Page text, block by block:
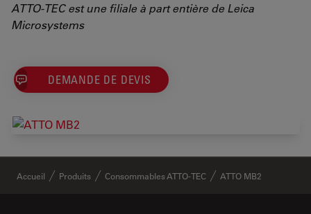
ATTO-TEC est une filiale à part entière de Leica
Microsystems
DEMANDE DE DEVIS
Accueil Produits Consommables ATTO-TEC ATTO MB2